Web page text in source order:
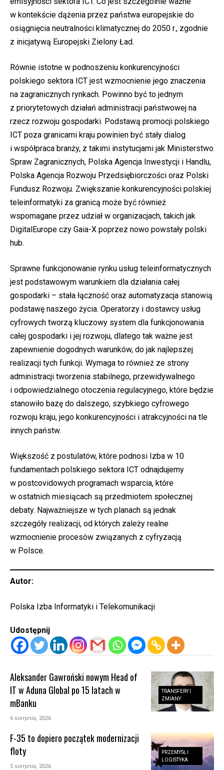
w kontekście dążenia przez państwa europejskie do
osiągnięcia neutralności klimatycznej do 2050 r., zgodnie
z inicjatywą Europejski Zielony Ład.
Równie istotne w podnoszeniu konkurencyjności
polskiego sektora ICT jest wzmocnienie jego znaczenia
na zagranicznych rynkach. Powinno być to jednym
z priorytetowych działań administracji państwowej na
rzecz rozwoju gospodarki. Podstawą promocji polskiego
ICT poza granicami kraju powinien być stały dialog
i współpraca branży, z takimi instytucjami jak Ministerstwo
Spraw Zagranicznych, Polska Agencja Inwestycji i Handlu,
Polska Agencja Rozwoju Przedsiębiorczości oraz Polski
Fundusz Rozwoju. Zwiększanie konkurencyjności polskiej
teleinformatyki za granicą może być również
wspomagane przez udział w organizacjach, takich jak
DigitalEurope czy Gaia-X poprzez nowo powstały polski
hub.
Sprawne funkcjonowanie rynku usług teleinformatycznych
jest podstawowym warunkiem dla działania całej
gospodarki – stała łączność oraz automatyzacja stanowią
podstawę naszego życia. Operatorzy i dostawcy usług
cyfrowych tworzą kluczowy system dla funkcjonowania
całej gospodarki i jej rozwoju, dlatego tak ważne jest
zapewnienie dogodnych warunków, do jak najlepszej
realizacji tych funkcji. Wymaga to również ze strony
administracji tworzenia stabilnego, przewidywalnego
i odpowiedzialnego otoczenia regulacyjnego, które będzie
stanowiło bazę do dalszego, szybkiego cyfrowego
rozwoju kraju, jego konkurencyjności i atrakcyjności na tle
innych państw.
Większość z postulatów, które podnosi Izba w 10
fundamentach polskiego sektora ICT odnajdujemy
w postcovidowych programach wsparcia, które
w ostatnich miesiącach są przedmiotem społecznej
debaty. Najważniejsze w tych planach są jednak
szczegóły realizacji, od których zależy realne
wzmocnienie procesów związanych z cyfryzacją
w Polsce.
Autor:
Polska Izba Informatyki i Telekomunikacji
Udostępnij
TRANSFERY I
ZMIANY
Aleksander Gawroński nowym Head of
IT w Aduna Global po 15 latach w
mBanku
6 sierpnia, 2026
PRZEMYSŁ I
LOGISTYKA
F-35 to dopiero początek modernizacji
floty
5 sierpnia, 2026